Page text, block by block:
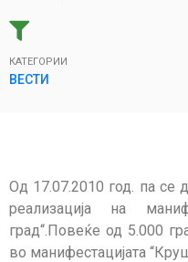
КАТЕГОРИИ
ВЕСТИ
Од 17.07.2010 год. па се
реализација на
град“.Повеќе од 5.000
во манифестацијата